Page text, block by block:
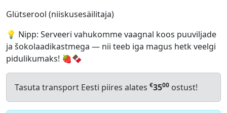
Glütserool (niiskusesäilitaja)
💡 Nipp: Serveeri vahukomme vaagnal koos puuviljade
ja šokolaadikastmega — nii teeb iga magus hetk veelgi
pidulikumaks! 🍓🍫
Tasuta transport Eesti piires alates €3500 ostust!